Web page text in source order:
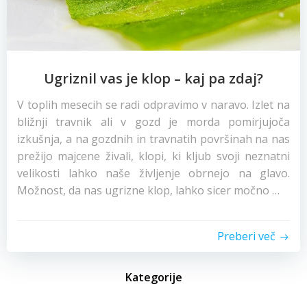
Ugriznil vas je klop – kaj pa zdaj?
V toplih mesecih se radi odpravimo v naravo. Izlet na
bližnji travnik ali v gozd je morda pomirjujoča
izkušnja, a na gozdnih in travnatih površinah na nas
prežijo majcene živali, klopi, ki kljub svoji neznatni
velikosti lahko naše življenje obrnejo na glavo.
Možnost, da nas ugrizne klop, lahko sicer močno …
Preberi več
Kategorije